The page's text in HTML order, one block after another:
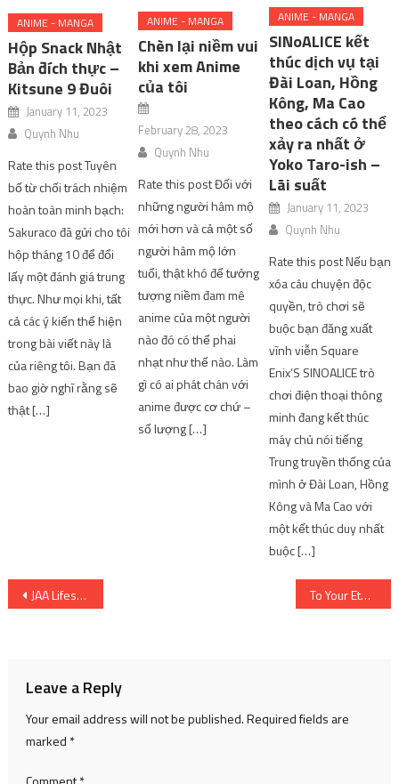
ANIME - MANGA
Hộp Snack Nhật
Bản đích thực –
Kitsune 9 Đuôi
January 11, 2023
Quynh Nhu
Rate this post Tuyên
bố từ chối trách nhiệm
hoàn toàn minh bạch:
Sakuraco đã gửi cho tôi
hộp tháng 10 để đổi
lấy một đánh giá trung
thực. Như mọi khi, tất
cả các ý kiến ​​thể hiện
trong bài viết này là
của riêng tôi. Bạn đã
bao giờ nghĩ rằng sẽ
thật […]
ANIME - MANGA
Chèn lại niềm vui
khi xem Anime
của tôi
February 28, 2023
Quynh Nhu
Rate this post Đối với
những người hâm mộ
mới hơn và cả một số
người hâm mộ lớn
tuổi, thật khó để tưởng
tượng niềm đam mê
anime của một người
nào đó có thể phai
nhạt như thế nào. Làm
gì có ai phát chán với
anime được cơ chứ –
số lượng […]
ANIME - MANGA
SINoALICE kết
thúc dịch vụ tại
Đài Loan, Hồng
Kông, Ma Cao
theo cách có thể
xảy ra nhất ở
Yoko Taro-ish –
Lãi suất
January 11, 2023
Quynh Nhu
Rate this post Nếu bạn
xóa câu chuyện độc
quyền, trò chơi sẽ
buộc bạn đăng xuất
vĩnh viễn Square
Enix‘S SINOALICE trò
chơi điện thoại thông
minh đang kết thúc
máy chủ nói tiếng
Trung truyền thống của
mình ở Đài Loan, Hồng
Kông và Ma Cao với
một kết thúc duy nhất
buộc […]
Post
JAA Lifestyle ID Đăng nhập & Đăng ký trên JAALifestyle.com To Your Eternity 2 ep. 18- Ôi
Leave a Reply
Your email address will not be published.Required fields are
marked *